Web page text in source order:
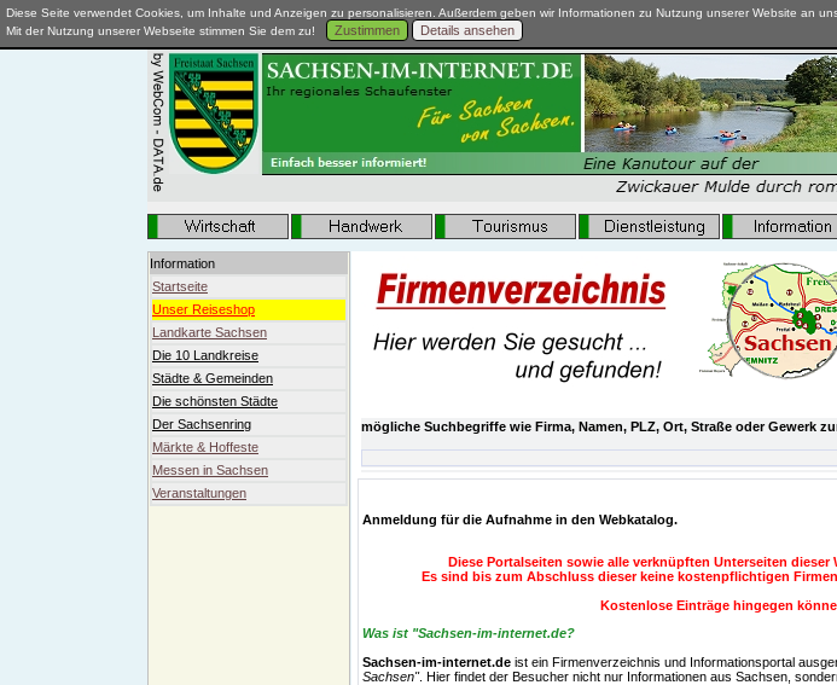
Diese Seite verwendet Cookies, um Inhalte und Anzeigen zu personalisieren. Außerdem geben wir Informationen zu Nutzung unserer Website an
Mit der Nutzung unserer Webseite stimmen Sie dem zu!
Zustimmen Details ansehen
Information
Startseite
Unser Reiseshop
Landkarte Sachsen
Die 10 Landkreise
Städte & Gemeinden
Die schönsten Städte
Der Sachsenring
Märkte & Hoffeste
Messen in Sachsen
Veranstaltungen
mögliche Suchbegriffe wie Firma, Namen, PLZ, Ort, Straße oder Gewerk
Anmeldung für die Aufnahme in den Webkatalog.
Diese Portalseiten sowie alle verknüpften Unterseiten
Es sind bis zum Abschluss dieser keine kostenpflichtigen
Kostenlose Einträge hingegen
Was ist "Sachsen-im-internet.de?
Sachsen-im-internet.de ist ein Firmenverzeichnis und Informationsportal
Sachsen". Hier findet der Besucher nicht nur Informationen aus Sachsen,